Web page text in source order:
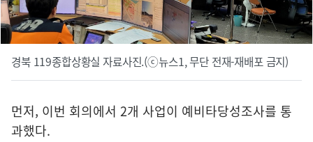
경북 119종합상황실 자료사진.(ⓒ뉴스1, 무단 전재-재배포 금지)
먼저, 이번 회의에서 2개 사업이 예비타당성조사를 통
과했다.